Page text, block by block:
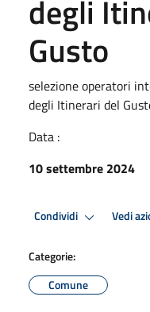
degli
Gusto
selezione operatori
degli Itinerari del
Data :
10 settembre 2024
Condividi Vedi
Categorie:
Comune